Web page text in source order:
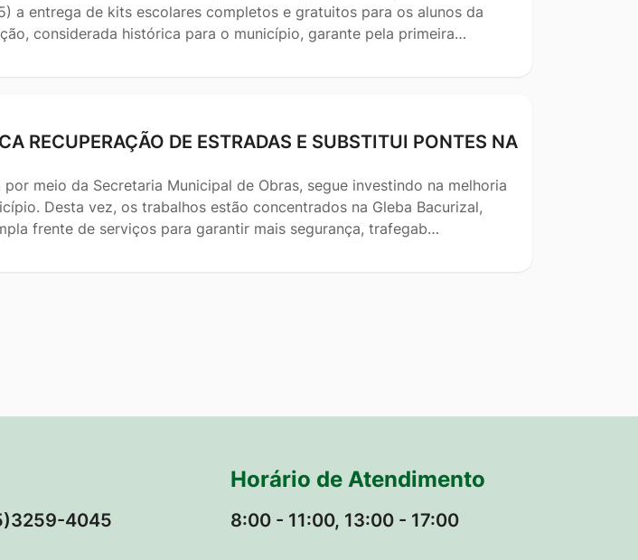
a entrega de kits escolares completos e gratuitos para os alunos da
considerada histórica para o município, garante pela primeira…
RECUPERAÇÃO DE ESTRADAS E SUBSTITUI PONTES NA
meio da Secretaria Municipal de Obras, segue investindo na melhoria
Desta vez, os trabalhos estão concentrados na Gleba Bacurizal,
frente de serviços para garantir mais segurança, trafegab…
4045
Horário de Atendimento
8:00 - 11:00, 13:00 - 17:00